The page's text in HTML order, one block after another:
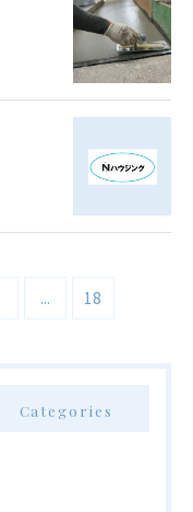
... 18
Categories